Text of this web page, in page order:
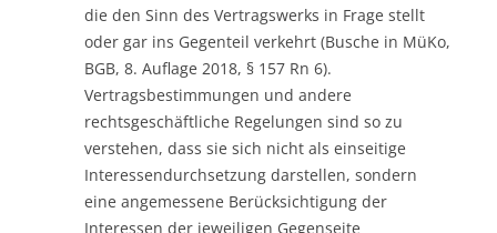
die den Sinn des Vertragswerks in Frage stellt
oder gar ins Gegenteil verkehrt (Busche in MüKo,
BGB, 8. Auflage 2018, § 157 Rn 6).
Vertragsbestimmungen und andere
rechtsgeschäftliche Regelungen sind so zu
verstehen, dass sie sich nicht als einseitige
Interessendurchsetzung darstellen, sondern
eine angemessene Berücksichtigung der
Interessen der jeweiligen Gegenseite